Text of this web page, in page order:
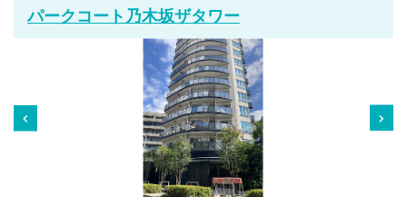
パークコート乃木坂ザタワー